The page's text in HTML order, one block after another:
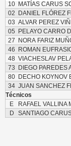
10
MATÍAS CARUS
02
DANIEL FLÓREZ
03 ALVAR PEREZ
05
PELAYO CARRO
27
NORA FARIZ
46
ROMAN
48 VIACHESLAV
73
DIEGO PAREDES
80
DECHO KOYNOV
34 JUAN SANCHEZ
Técnicos
E
RAFAEL VALLINA
D
SANTIAGO